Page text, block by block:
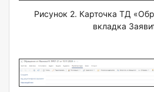
Рисунок 2. Карточка ТД
вкладка